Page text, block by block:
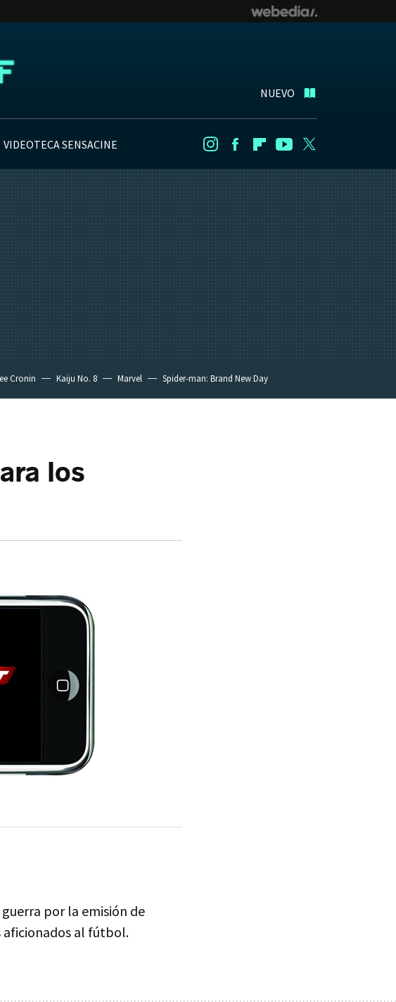
NUEVO
VIDEOTECA SENSACINE InstagramFacebookFlipboard
Youtube
Cronin Kaiju No. 8 Marvel Spider-man: Brand New Day
los
por la emisión de
aficionados al fútbol.